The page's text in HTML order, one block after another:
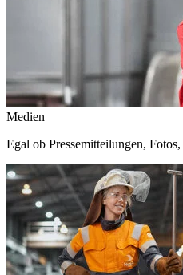
Medien
Egal ob Pressemitteilungen,